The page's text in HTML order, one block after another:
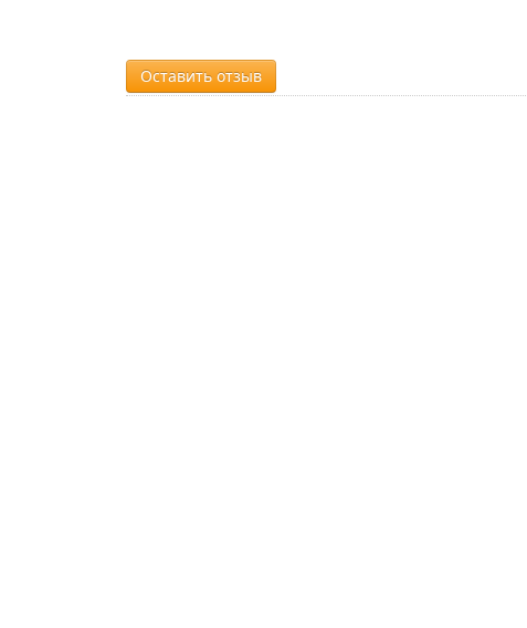
Оставить отзыв